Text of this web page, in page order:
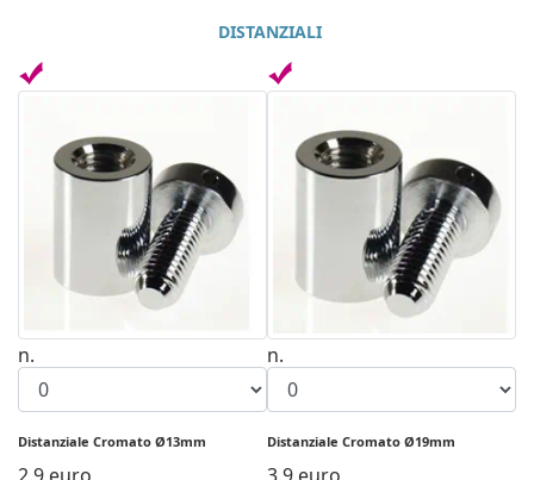
DISTANZIALI
n.
Distanziale Cromato Ø13mm
n.
Distanziale Cromato Ø19mm